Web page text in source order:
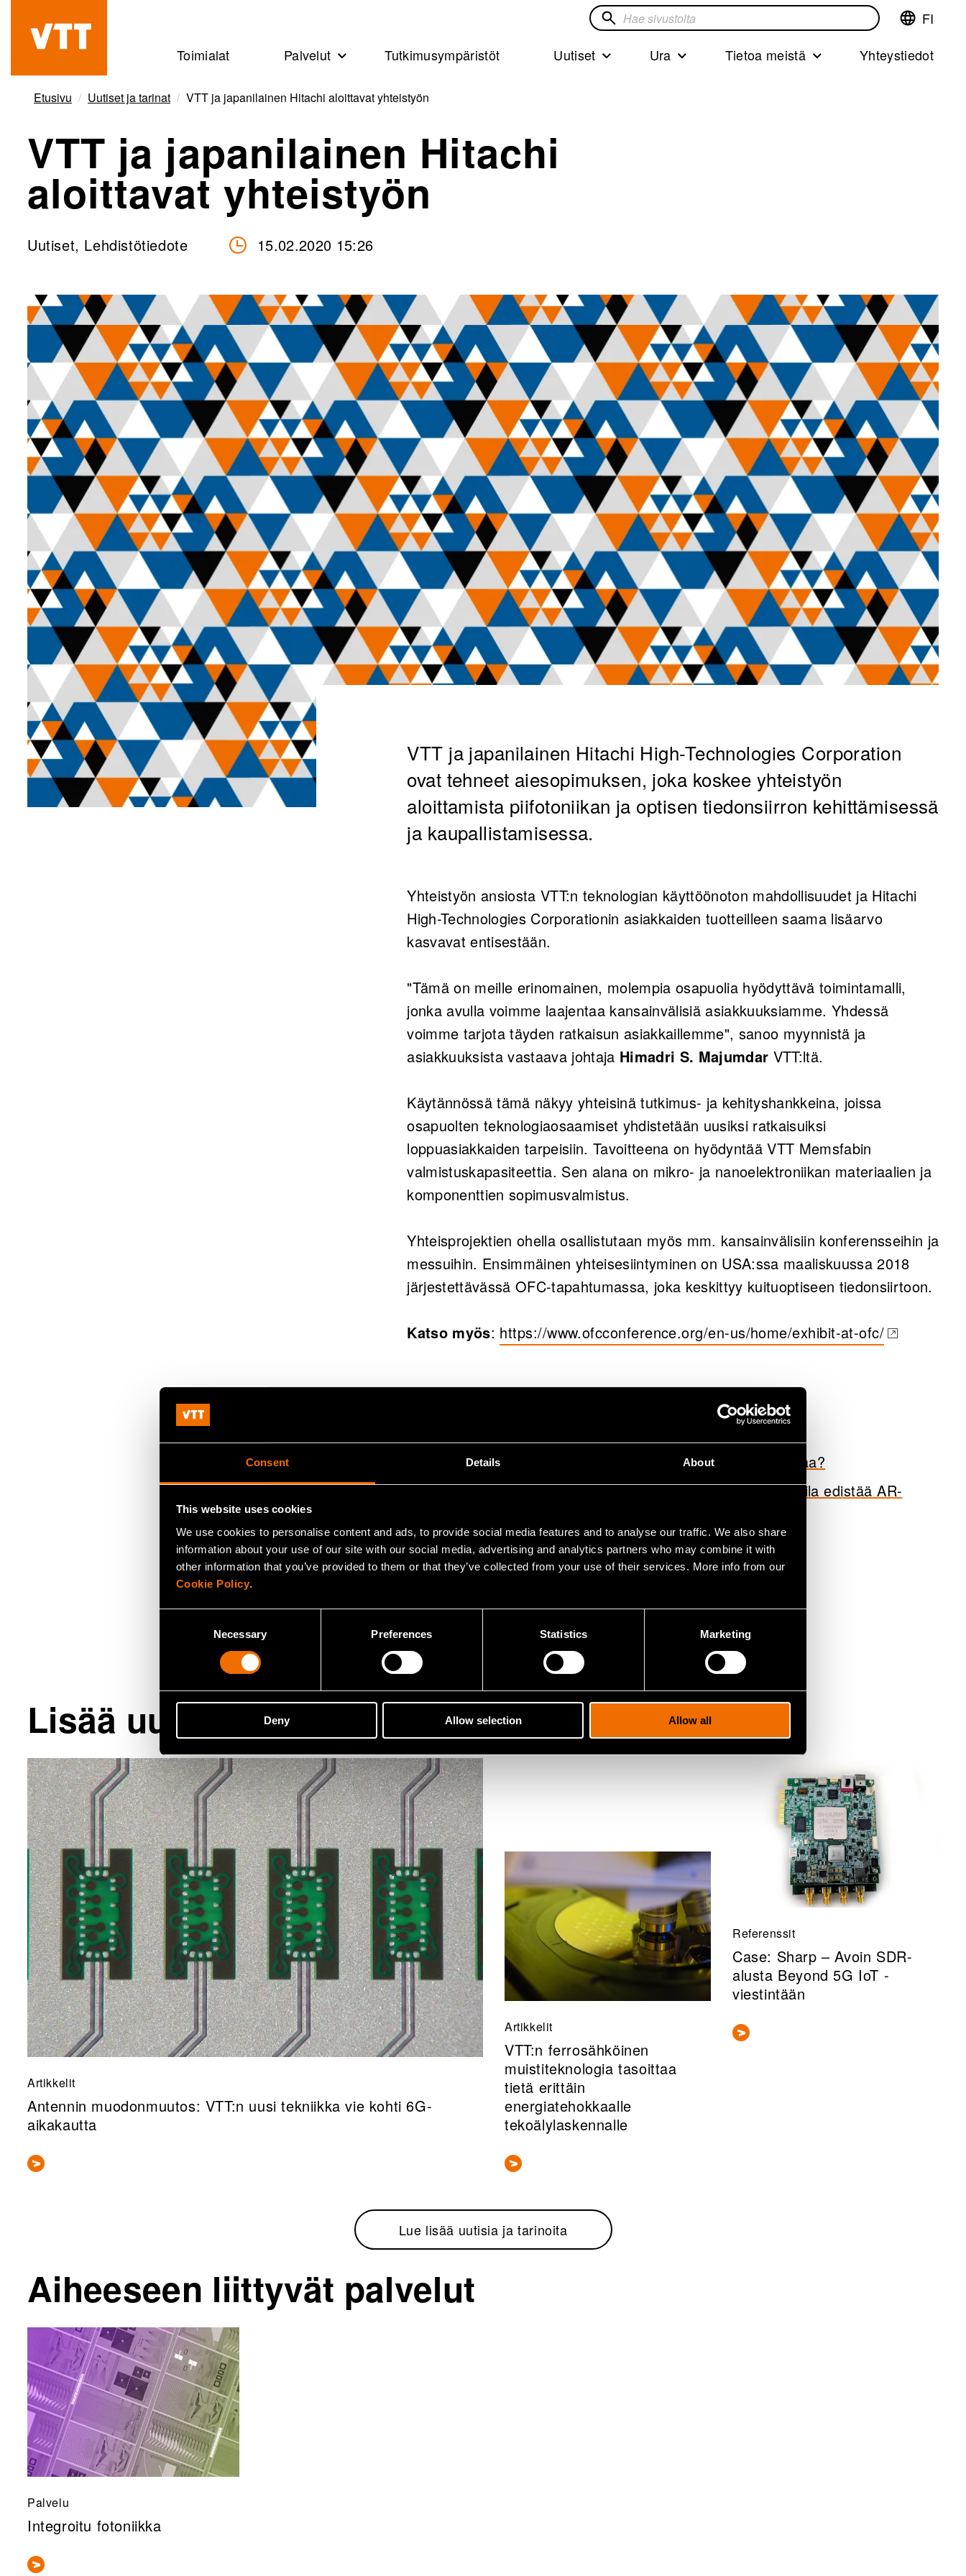
Consent Details About
This website uses cookies
We use cookies to personalise content and ads, to provide social media features and to analyse our traffic. We also share
information about your use of our site with our social media, advertising and analytics partners who may combine it with
other information that you’ve provided to them or that they’ve collected from your use of their services. More info from our
Cookie Policy.
Necessary Preferences Statistics Marketing
Deny Allow selection Allow all
pääsisältöön
Beyond
the
obvious
Vaihda
kieliFinnish
FI
Hae
Toimialat Palvelut Tutkimusympäristöt Uutiset Ura Tietoa meistä Yhteystiedot
Etusivu Uutiset ja tarinat VTT ja japanilainen Hitachi aloittavat yhteistyön
VTT ja japanilainen Hitachi
aloittavat yhteistyön
Uutiset, Lehdistötiedote 15.02.2020 15:26
​VTT ja japanilainen Hitachi High-Technologies Corporation
ovat tehneet aiesopimuksen, joka koskee yhteistyön
aloittamista piifotoniikan ja optisen tiedonsiirron kehittämisessä
ja kaupallistamisessa.
Yhteistyön ansiosta VTT:n teknologian käyttöönoton mahdollisuudet ja Hitachi
High-Technologies Corporationin asiakkaiden tuotteilleen saama lisäarvo
kasvavat entisestään.
"Tämä on meille erinomainen, molempia osapuolia hyödyttävä toimintamalli,
jonka avulla voimme laajentaa kansainvälisiä asiakkuuksiamme. Yhdessä
voimme tarjota täyden ratkaisun asiakkaillemme", sanoo myynnistä ja
asiakkuuksista vastaava johtaja Himadri S. Majumdar VTT:ltä.
Käytännössä tämä näkyy yhteisinä tutkimus- ja kehityshankkeina, joissa
osapuolten teknologiaosaamiset yhdistetään uusiksi ratkaisuiksi
loppuasiakkaiden tarpeisiin. Tavoitteena on hyödyntää VTT Memsfabin
valmistuskapasiteettia. Sen alana on mikro- ja nanoelektroniikan materiaalien ja
komponenttien sopimusvalmistus.
Yhteisprojektien ohella osallistutaan myös mm. kansainvälisiin konferensseihin ja
messuihin. Ensimmäinen yhteisesiintyminen on USA:ssa maaliskuussa 2018
järjestettävässä OFC-tapahtumassa, joka keskittyy kuituoptiseen tiedonsiirtoon.
Katso myös: https://www.ofcconference.org/en-us/home/exhibit-at-ofc/
(opens in a new tab)
White paper:
Läpi kuolemanlaakson − Mistä Suomi kasvaa?
Asiakastarina: Case: Dispelix – Yhteiskäyttöinen puhdastila edistää AR-
Lisää uutisia ja tarinoita
Artikkelit
Antennin muodonmuutos: VTT:n uusi tekniikka vie kohti 6G-
aikakautta
Artikkelit
VTT:n ferrosähköinen
muistiteknologia tasoittaa
tietä erittäin
energiatehokkaalle
tekoälylaskennalle
Referenssit
Case: Sharp – Avoin SDR-
alusta Beyond 5G IoT -
viestintään
Lue lisää uutisia ja tarinoita
Aiheeseen liittyvät palvelut
Palvelu
Integroitu fotoniikka